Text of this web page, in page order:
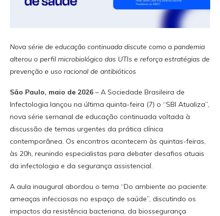
Nova série de educação continuada discute como a pandemia
alterou o perfil microbiológico das UTIs e reforça estratégias de
prevenção e uso racional de antibióticos
São Paulo, maio de 2026 – A Sociedade Brasileira de
Infectologia lançou na última quinta-feira (7) o “SBI Atualiza”,
nova série semanal de educação continuada voltada à
discussão de temas urgentes da prática clínica
contemporânea. Os encontros acontecem às quintas-feiras,
às 20h, reunindo especialistas para debater desafios atuais
da infectologia e da segurança assistencial.
A aula inaugural abordou o tema “Do ambiente ao paciente:
ameaças infecciosas no espaço de saúde”, discutindo os
impactos da resistência bacteriana, da biossegurança